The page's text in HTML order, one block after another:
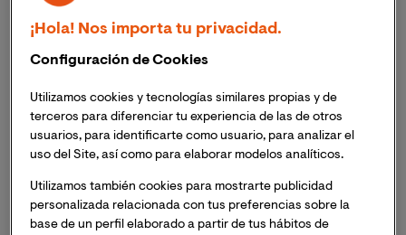
El desarrollo del sistema nervioso sigue una secuencia
Este desarrollo es posible gracias a la interacción entre
prolonga hasta el inicio de la adultez.
Durante elprimer año de vida, el cerebro presenta una
gran capacidad de cambio y adaptación y esta
plasticidad es esencial para que eldesarrollo se
produzca de forma adecuaday para que el niño/a
¡Hola! Nos importa tu privacidad.
Configuración de Cookies
Utilizamos cookies y tecnologías similares propias y de
terceros para diferenciar tu experiencia de las de otros
usuarios, para identificarte como usuario, para analizar el
uso del Site, así como para elaborar modelos analíticos.
Utilizamos también cookies para mostrarte publicidad
personalizada relacionada con tus preferencias sobre la
base de un perfil elaborado a partir de tus hábitos de